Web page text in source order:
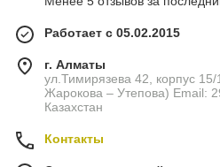
Работает с 05.02.2015
г. Алматы
ул.Тимирязева 42, корпус
Жарокова – Утепова) Email:
Казахстан
Контакты